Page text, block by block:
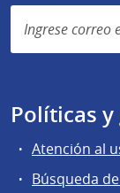
Simplenews
subscription
Políticas
Atención al
Búsqueda